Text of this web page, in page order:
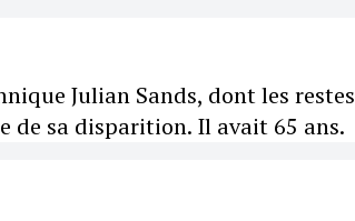
Julian Sands, dont les
de sa disparition. Il avait 65 ans.